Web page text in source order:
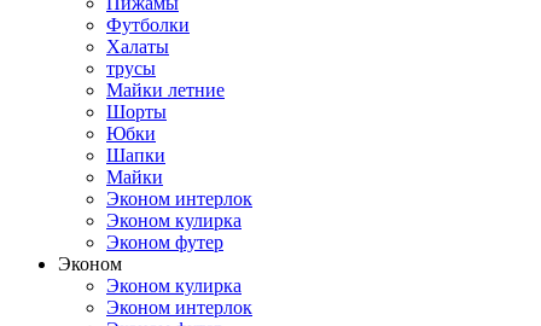
Футболки
Халаты
трусы
Майки летние
Шорты
Юбки
Шапки
Майки
Эконом интерлок
Эконом кулирка
Эконом футер
Эконом
Эконом кулирка
Эконом интерлок